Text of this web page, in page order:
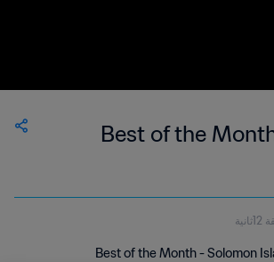
Best of the
Best of the Month - Solomon